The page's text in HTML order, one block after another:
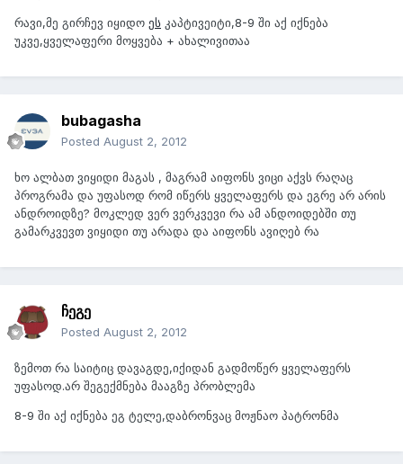
რავი,მე გირჩევ იყიდო ეს კაპტივეიტი,8-9 ში აქ იქნება
უკვე,ყველაფერი მოყვება + ახალივითაა
bubagasha
Posted August 2, 2012
ხო ალბათ ვიყიდი მაგას , მაგრამ აიფონს ვიცი აქვს რაღაც
პროგრამა და უფასოდ რომ იწერს ყველაფერს და ეგრე არ არის
ანდროიდზე? მოკლედ ვერ ვერკვევი რა ამ ანდოიდებში თუ
გამარკვევთ ვიყიდი თუ არადა და აიფონს ავიღებ რა
ჩეგე
Posted August 2, 2012
ზემოთ რა საიტიც დავაგდე,იქიდან გადმოწერ ყველაფერს
უფასოდ.არ შეგექმნება მააგზე პრობლემა
8-9 ში აქ იქნება ეგ ტელე,დაბრონვაც მოჟნაო პატრონმა